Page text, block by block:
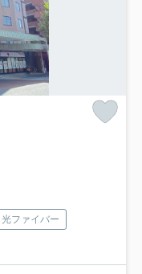
光ファイバー